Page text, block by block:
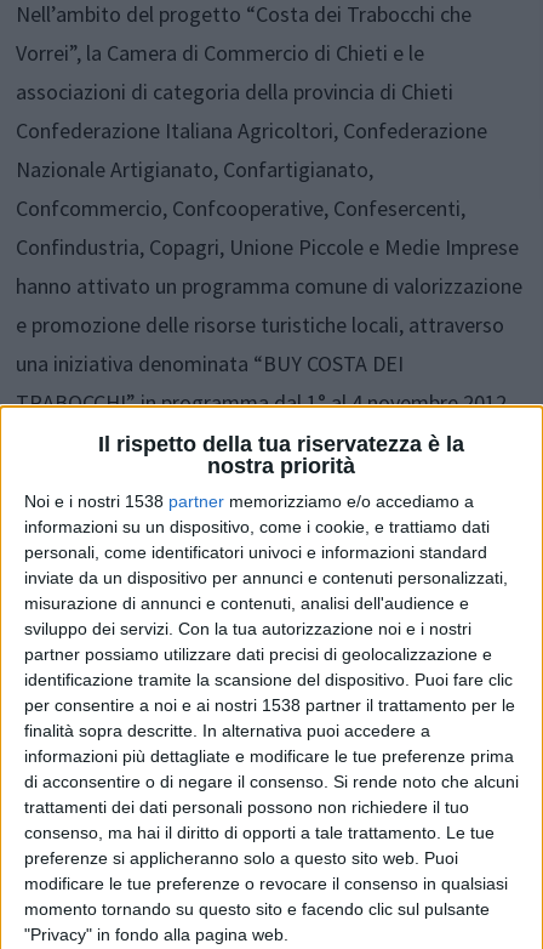
Il rispetto della tua riservatezza è la
nostra priorità
Noi e i nostri 1538 partner memorizziamo e/o accediamo a
informazioni su un dispositivo, come i cookie, e trattiamo dati
personali, come identificatori univoci e informazioni standard
inviate da un dispositivo per annunci e contenuti personalizzati,
misurazione di annunci e contenuti, analisi dell'audience e
sviluppo dei servizi. Con la tua autorizzazione noi e i nostri
partner possiamo utilizzare dati precisi di geolocalizzazione e
identificazione tramite la scansione del dispositivo. Puoi fare clic
per consentire a noi e ai nostri 1538 partner il trattamento per le
finalità sopra descritte. In alternativa puoi accedere a
informazioni più dettagliate e modificare le tue preferenze prima
di acconsentire o di negare il consenso. Si rende noto che alcuni
trattamenti dei dati personali possono non richiedere il tuo
consenso, ma hai il diritto di opporti a tale trattamento. Le tue
preferenze si applicheranno solo a questo sito web. Puoi
modificare le tue preferenze o revocare il consenso in qualsiasi
momento tornando su questo sito e facendo clic sul pulsante
"Privacy" in fondo alla pagina web.
Nell’ambito del progetto “Costa dei Trabocchi che
Vorrei”, la Camera di Commercio di Chieti e le
associazioni di categoria della provincia di Chieti
Confederazione Italiana Agricoltori, Confederazione
Nazionale Artigianato, Confartigianato,
Confcommercio, Confcooperative, Confesercenti,
Confindustria, Copagri, Unione Piccole e Medie Imprese
hanno attivato un programma comune di valorizzazione
e promozione delle risorse turistiche locali, attraverso
una iniziativa denominata “BUY COSTA DEI
TRABOCCHI” in programma dal 1° al 4 novembre 2012,
con un workshop turistico, un educational tour per gli
operatori turistici buyers e un press tour per giornalisti.
Sia gli operatori buyer (agenzie di viaggio, tour operator,
CRAL e turismo associato) che i giornalisti della stampa
specializzata enogastronomica avranno modo di
visitare le bellezze naturali, artistiche e culturali,
gastronomiche, rurali, ambientali della Costa dei
Trabocchi.
Nel programma della manifestazione sono previsti due